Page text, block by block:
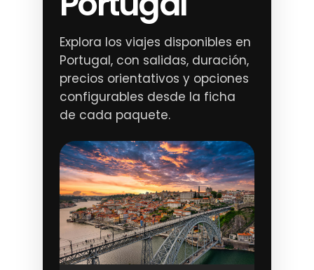
Explora los viajes disponibles en
Portugal, con salidas, duración,
precios orientativos y opciones
configurables desde la ficha
de cada paquete.